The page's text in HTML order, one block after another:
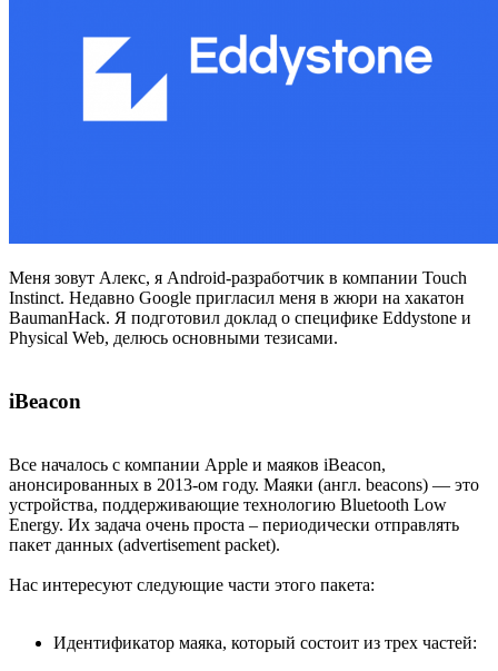
Меня зовут Алекс, я Android-разработчик в компании Touch
Instinct. Недавно Google пригласил меня в жюри на хакатон
BaumanHack. Я подготовил доклад о специфике Eddystone и
Physical Web, делюсь основными тезисами.
iBeacon
Все началось с компании Apple и маяков iBeacon,
анонсированных в 2013-ом году. Маяки (англ. beacons) — это
устройства, поддерживающие технологию Bluetooth Low
Energy. Их задача очень проста – периодически отправлять
пакет данных (advertisement packet).
Нас интересуют следующие части этого пакета:
Идентификатор маяка, который состоит из трех частей: